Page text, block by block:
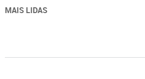
MAIS LIDAS